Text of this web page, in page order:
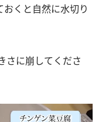
くと自然に水切り
さに崩してくださ